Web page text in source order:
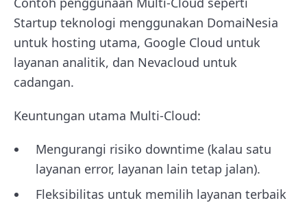
Startup teknologi menggunakan DomaiNesia
untuk hosting utama, Google Cloud untuk
layanan analitik, dan Nevacloud untuk
cadangan.
Keuntungan utama Multi-Cloud:
Mengurangi risiko downtime (kalau satu
layanan error, layanan lain tetap jalan).
Fleksibilitas untuk memilih layanan terbaik